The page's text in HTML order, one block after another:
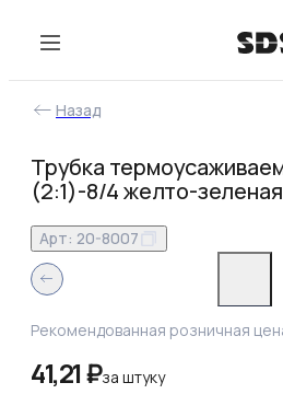
Назад
Трубка
(2:1)-8/4 желто-зеленая
Арт: 20-8007
Рекомендованная розничная
41,21 ₽за штуку